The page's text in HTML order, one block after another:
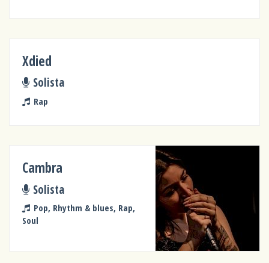
Xdied
Solista
Rap
Cambra
Solista
Pop, Rhythm & blues, Rap,
Soul